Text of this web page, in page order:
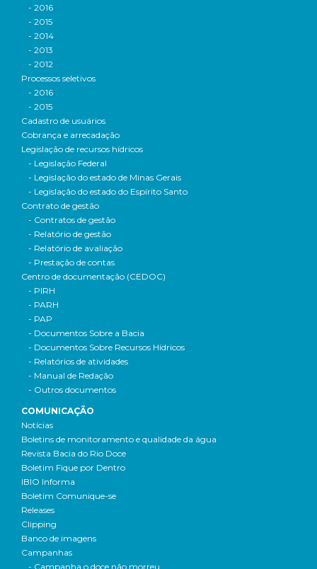
- 2016
- 2015
- 2014
- 2013
- 2012
Processos seletivos
- 2016
- 2015
Cadastro de usuários
Cobrança e arrecadação
Legislação de recursos hídricos
- Legislação Federal
- Legislação do estado de Minas Gerais
- Legislação do estado do Espírito Santo
Contrato de gestão
- Contratos de gestão
- Relatório de gestão
- Relatório de avaliação
- Prestação de contas
Centro de documentação (CEDOC)
- PIRH
- PARH
- PAP
- Documentos Sobre a Bacia
- Documentos Sobre Recursos Hídricos
- Relatórios de atividades
- Manual de Redação
- Outros documentos
COMUNICAÇÃO
Notícias
Boletins de monitoramento e qualidade da água
Revista Bacia do Rio Doce
Boletim Fique por Dentro
IBIO Informa
Boletim Comunique-se
Releases
Clipping
Banco de imagens
Campanhas
- Campanha o doce não morreu